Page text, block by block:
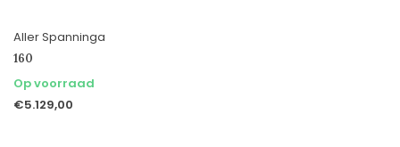
Aller Spanninga
160
Op voorraad
€5.129,00